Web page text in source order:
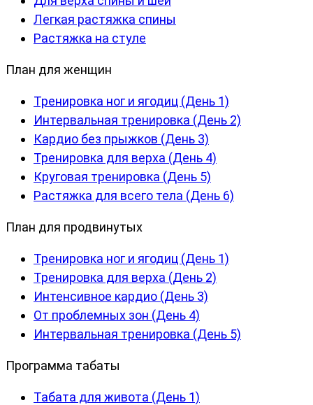
Легкая растяжка спины
Растяжка на стуле
План для женщин
Тренировка ног и ягодиц (День 1)
Интервальная тренировка (День 2)
Кардио без прыжков (День 3)
Тренировка для верха (День 4)
Круговая тренировка (День 5)
Растяжка для всего тела (День 6)
План для продвинутых
Тренировка ног и ягодиц (День 1)
Тренировка для верха (День 2)
Интенсивное кардио (День 3)
От проблемных зон (День 4)
Интервальная тренировка (День 5)
Программа табаты
Табата для живота (День 1)